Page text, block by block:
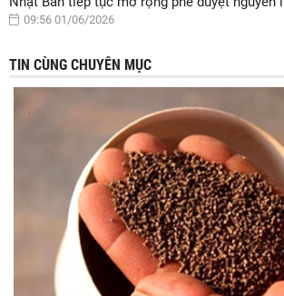
09:56 01/06/2026
TIN CÙNG CHUYÊN MỤC